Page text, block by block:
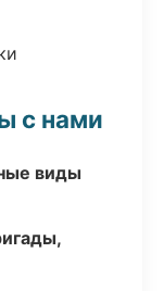
с нами
виды